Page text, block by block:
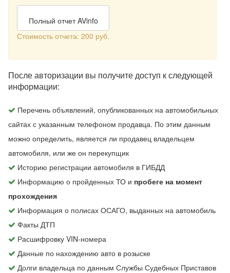
Полный отчет AVinfo
Стоимость отчета: 200 руб.
После авторизации вы получите доступ к следующей
информации:
Перечень объявлений, опубликованных на автомобильных
сайтах с указанным телефоном продавца. По этим данным
можно определить, является ли продавец владельцем
автомобиля, или же он перекупщик
Историю регистрации автомобиля в ГИБДД
Информацию о пройденных ТО и пробеге на момент
прохождения
Информация о полисах ОСАГО, выданных на автомобиль
Факты ДТП
Расшифровку VIN-номера
Данные по нахождению авто в розыске
Долги владельца по данным Службы Судебных Приставов